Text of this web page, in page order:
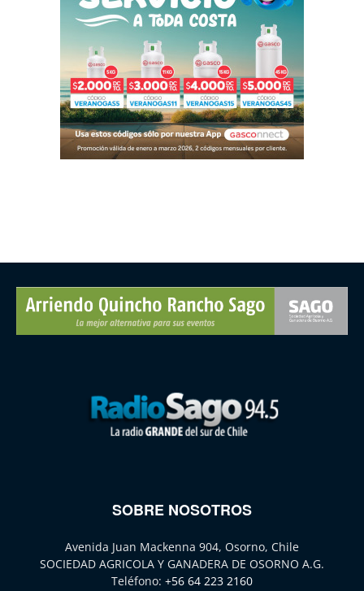
SOBRE NOSOTROS
Avenida Juan Mackenna 904, Osorno, Chile
SOCIEDAD AGRICOLA Y GANADERA DE OSORNO A.G.
Teléfono: +56 64 223 2160